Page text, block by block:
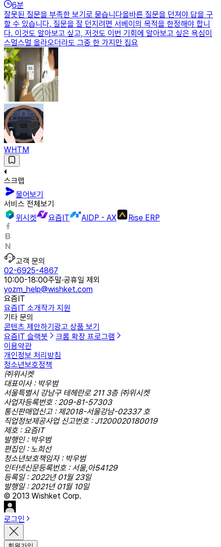
6분
잘못된 질문을 부족한 보기로 묻습니다올바른 질문을 던져야 답을 구
할 수 있습니다. 질문을 잘 던지려면 서베이의 목적을 한정해야 합니
다. 이것도 알아보고 싶고, 저것도 이번 기회에 알아보고 싶은 욕심이
스멀스멀 올라오더라도 그중 한 가지만 집요
WHTM
스크랩
물어보기
서비스 전체보기
위시켓
요즘IT AIDP - AX Rise ERP
고객 문의
02-6925-4867
10:00-18:00주말·공휴일 제외
yozm_help@wishket.com
요즘IT
요즘IT 소개작가 지원
기타 문의
콘텐츠 제안하기 광고 상품 보기
요즘IT 슬랙봇
크롬 확장 프로그램
이용약관
개인정보 처리방침
청소년보호정책
㈜위시켓
대표이사 : 박우범
서울특별시 강남구 테헤란로 211 3층 ㈜위시켓
사업자등록번호 : 209-81-57303
통신판매업신고 : 제2018-서울강남-02337 호
직업정보제공사업 신고번호 : J1200020180019
제호 : 요즘IT
발행인 : 박우범
편집인 : 노희선
청소년보호책임자 : 박우범
인터넷신문등록번호 : 서울,아54129
등록일 : 2022년 01월 23일
발행일 : 2021년 01월 10일
© 2013 Wishket Corp.
로그인